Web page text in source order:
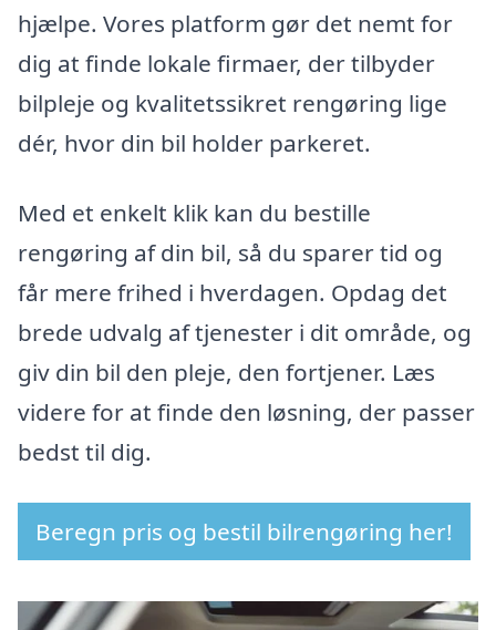
hjælpe. Vores platform gør det nemt for
dig at finde lokale firmaer, der tilbyder
bilpleje og kvalitetssikret rengøring lige
dér, hvor din bil holder parkeret.
Med et enkelt klik kan du bestille
rengøring af din bil, så du sparer tid og
får mere frihed i hverdagen. Opdag det
brede udvalg af tjenester i dit område, og
giv din bil den pleje, den fortjener. Læs
videre for at finde den løsning, der passer
bedst til dig.
Beregn pris og bestil bilrengøring her!